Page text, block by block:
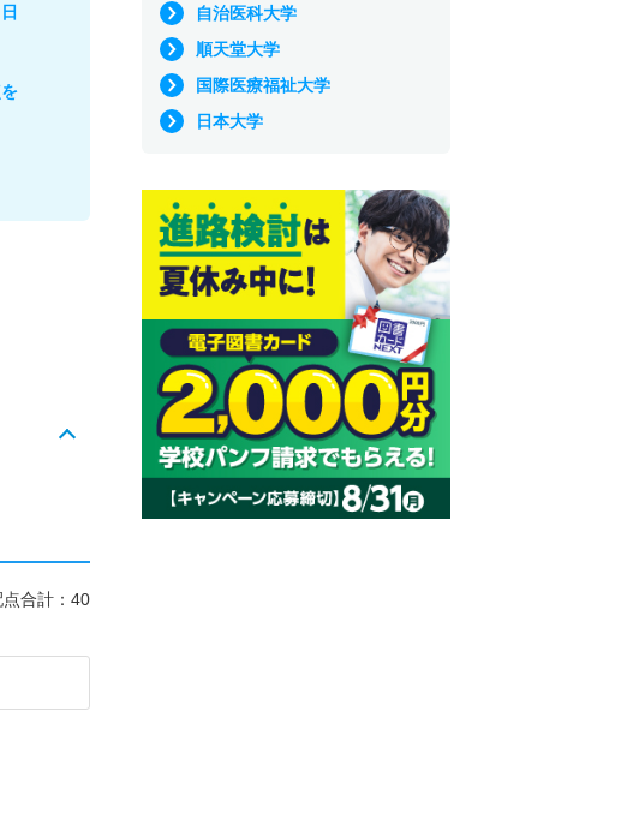
合計：40
自治医科大学
順天堂大学
国際医療福祉大学
日本大学